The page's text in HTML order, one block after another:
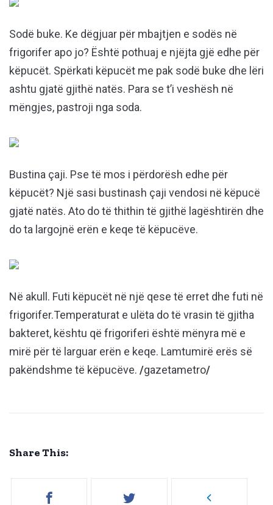
Sodë buke. Ke dëgjuar për mbajtjen e sodës në
frigorifer apo jo? Është pothuaj e njëjta gjë edhe për
këpucët. Spërkati këpucët me pak sodë buke dhe lëri
ashtu gjatë gjithë natës. Para se t’i veshësh në
mëngjes, pastroji nga soda.
Bustina çaji. Pse të mos i përdorësh edhe për
këpucët? Një sasi bustinash çaji vendosi në këpucë
gjatë natës. Ato do të thithin të gjithë lagështirën dhe
do ta largojnë erën e keqe të këpucëve.
Në akull. Futi këpucët në një qese të erret dhe futi në
frigorifer.Temperaturat e ulëta do të vrasin të gjitha
bakteret, kështu që frigoriferi është mënyra më e
mirë për të larguar erën e keqe. Lamtumirë erës së
pakëndshme të këpucëve. /gazetametro/
Share This: